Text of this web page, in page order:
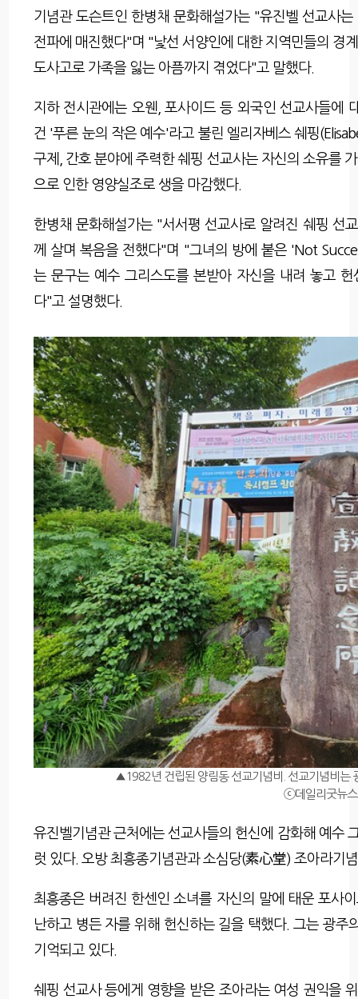
기념관 도슨트인 한병채 문화해설가는 "유진벨 선교사
전파에 매진했다"며 "낯선 서양인에 대한 지역민들의 경
도사고로 가족을 잃는 아픔까지 겪었다"고 말했다.
지하 전시관에는 오웬, 포사이드 등 외국인 선교사들에
건 '푸른 눈의 작은 예수'라고 불린 엘리자베스 쉐핑
구제, 간호 분야에 주력한 쉐핑 선교사는 자신의 소유를
으로 인한 영양실조로 생을 마감했다.
한병채 문화해설가는 "서서평 선교사로 알려진 쉐핑 선
께 살며 복음을 전했다"며 "그녀의 방에 붙은 'Not
는 문구는 예수 그리스도를 본받아 자신을 내려 놓고
다"고 설명했다.
▲1982년 건립된 양림동 선교기념비. 선교기념비는
ⓒ데일리굿뉴스
유진벨기념관 근처에는 선교사들의 헌신에 감화해 예수
럿 있다. 오방 최흥종기념관과 소심당(素心堂) 조아라기
최흥종은 버려진 한센인 소녀를 자신의 말에 태운 포사
난하고 병든 자를 위해 헌신하는 길을 택했다. 그는 광
기억되고 있다.
쉐핑 선교사 등에게 영향을 받은 조아라는 여성 권익을